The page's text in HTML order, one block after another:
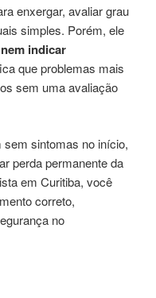
enxergar, avaliar grau
simples. Porém, ele
indicar
que problemas mais
sem uma avaliação
sintomas no início,
perda permanente da
em Curitiba, você
correto,
no